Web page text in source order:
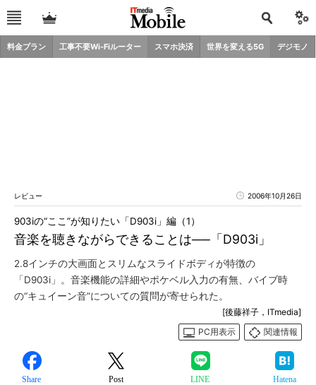
料金プラン 工事不要Wi-Fiルーター スマホ決済 世界を変える5G デジモノ
レビュー 2006年10月26日
音楽を聴きながらできることは──「D903i」
903iの“ここ”が知りたい「D903i」編（1）
2.8インチの大画面とスリムなスライドボディが特徴の
「D903i」。音楽機能の詳細やポケベル入力の有無、バイブ時
の“キュイーン音”についての質問が寄せられた。
[後藤祥子，ITmedia]
PC用表示
関連情報
Share Post LINE Hatena